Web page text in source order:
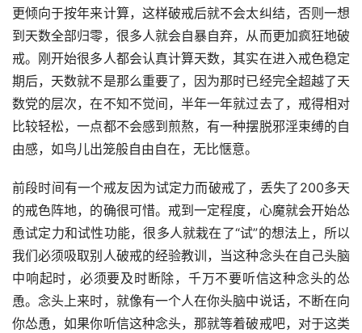
更倾向于按年来计算，这样破戒后就不会太纠结，否则一想
到天数全部归零，很多人就会自暴自弃，从而更加疯狂地破
戒。刚开始很多人都会认真计算天数，其实在进入戒色稳定
期后，天数就不是那么重要了，因为那时已经完全超越了天
数党的层次，在不知不觉间，半年一年就过去了，戒得相对
比较轻松，一点都不会感到煎熬，有一种摆脱邪淫束缚的自
由感，如鸟儿出笼般自由自在，无比惬意。
前段时间有一个戒友因为试定力而破戒了，丢失了200多天
的戒色阵地，的确很可惜。戒到一定程度，心魔就会开始怂
恿试定力和试性功能，很多人就栽在了“试”的想法上，所以
我们必须吸取别人破戒的经验教训，当这种念头在自己头脑
中响起时，必须要及时断除，千万不要听信这种念头的怂
恿。念头上来时，就像有一个人在你头脑中说话，不断在向
你怂恿，如果你听信这种念头，那就等着破戒吧，对于这类